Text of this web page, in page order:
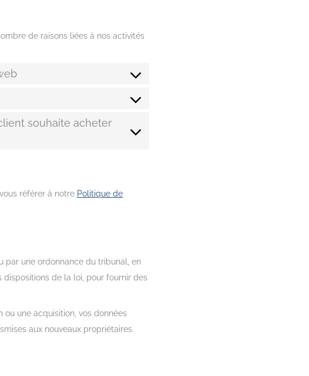
de raisons liées à nos activités
souhaite acheter
référer à notre Politique de
par une ordonnance du tribunal, en
dispositions de la loi, pour fournir des
une acquisition, vos données
aux nouveaux propriétaires.